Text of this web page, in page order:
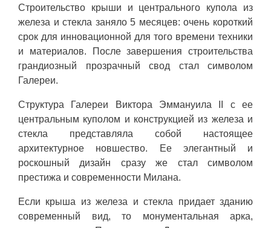
Строительство крыши и центрального купола из
железа и стекла заняло 5 месяцев: очень короткий
срок для инновационной для того времени техники
и материалов. После завершения строительства
грандиозный прозрачный свод стал символом
Галереи.
Структура Галереи Виктора Эммануила II с ее
центральным куполом и конструкцией из железа и
стекла представляла собой настоящее
архитектурное новшество. Ее элегантный и
роскошный дизайн сразу же стал символом
престижа и современности Милана.
Если крыша из железа и стекла придает зданию
современный вид, то монументальная арка,